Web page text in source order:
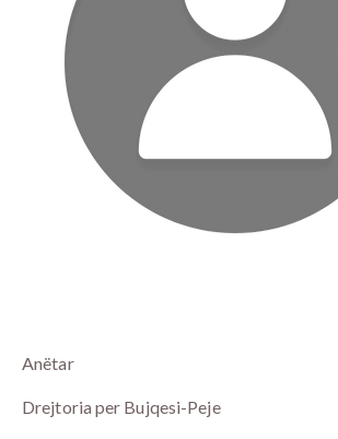
Anëtar
Drejtoria per Bujqesi-Peje